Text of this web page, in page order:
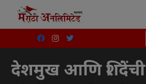
देशमुख आणि शिंदेंची